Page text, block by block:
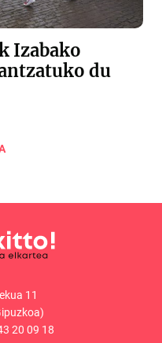
Izabako
du
11
20 09 18